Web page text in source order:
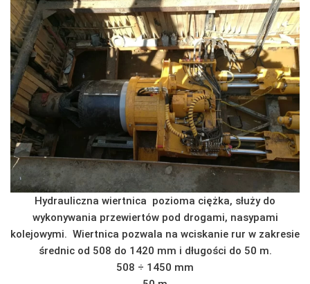
Hydrauliczna wiertnica pozioma ciężka, służy do
wykonywania przewiertów pod drogami, nasypami
kolejowymi. Wiertnica pozwala na wciskanie rur w zakresie
średnic od 508 do 1420 mm i długości do 50 m.
508 ÷ 1450 mm